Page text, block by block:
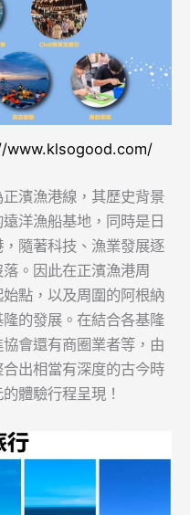
www.klsogood.com/
濱漁港線，其歷史背景
洋漁船基地，同時是日
隨著科技、漁業發展逐
。因此在正濱漁港周
點，以及周圍的阿根納
的發展。在結合各基隆
會還有商圈業者等，由
出相當有深度的古今時
體驗行程呈現！